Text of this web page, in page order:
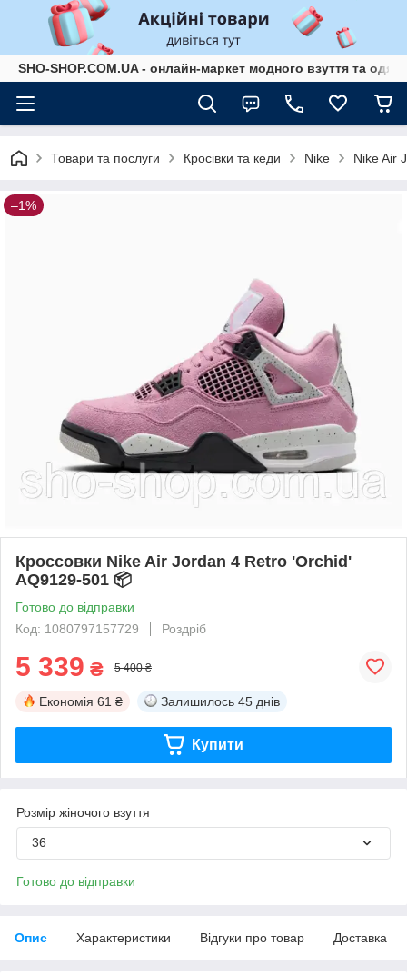
SHO-SHOP.COM.UA - онлайн-маркет модного взуття та
Товари та послуги Кросівки та кеди Nike Nike Air
–1%
Кроссовки Nike Air Jordan 4 Retro 'Orchid'
AQ9129-501 📦
Готово до відправки
Код: 1080797157729
Роздріб
5 339 ₴ 5 400 ₴
Економія 61 ₴ Залишилось 45 днів
Купити
Розмір жіночого взуття
36
Готово до відправки
Опис Характеристики Відгуки про товар Доставка